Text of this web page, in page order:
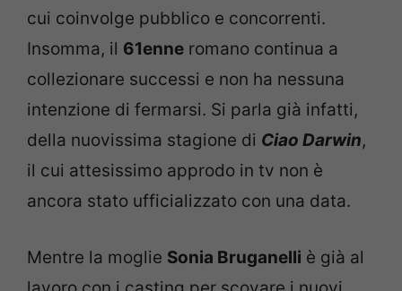
cui coinvolge pubblico e concorrenti.
Insomma, il 61enne romano continua a
collezionare successi e non ha nessuna
intenzione di fermarsi. Si parla già infatti,
della nuovissima stagione di Ciao Darwin,
il cui attesissimo approdo in tv non è
ancora stato ufficializzato con una data.
Mentre la moglie Sonia Bruganelli è già al